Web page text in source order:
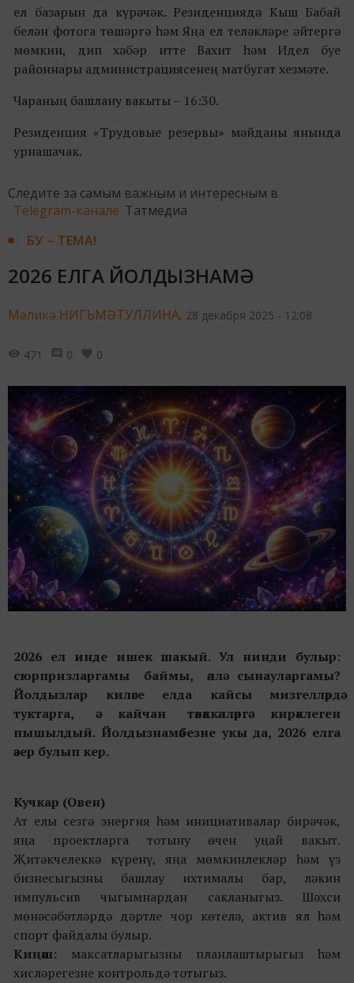
ел базарын да күрәчәк. Резиденциядә Кыш Бабай
белән фотога төшәргә һәм Яңа ел теләкләре әйтергә
мөмкин, дип хәбәр итте Вахит һәм Идел буе
районнары администрациясенең матбугат хезмәте.
Чараның башлану вакыты – 16:30.
Резиденция «Трудовые резервы» мәйданы янында
урнашачак.
Следите за самым важным и интересным в
Telegram-канале Татмедиа
БУ – ТЕМА!
2026 ЕЛГА ЙОЛДЫЗНАМӘ
Мәликә НИГЪМӘТУЛЛИНА, 28 декабря 2025 - 12:08
471 0 0
2026 ел инде ишек шакый. Ул нинди булыр:
сюрпризларгамы баймы, әллә сынауларгамы?
Йолдызлар киләсе елда кайсы мизгелләрдә
туктарга, ә кайчан тәвәккәлләргә кирәклеген
пышылдый. Йолдызнамәбезне укы да, 2026 елга
әзер булып кер.
Кучкар (Овен)
Ат елы сезгә энергия һәм инициативалар бирәчәк,
яңа проектларга тотыну өчен уңай вакыт.
Җитәкчелеккә күренү, яңа мөмкинлекләр һәм үз
бизнесыгызны башлау ихтималы бар, ләкин
импульсив чыгымнардан сакланыгыз. Шәхси
мөнәсәбәтләрдә дәртле чор көтелә, актив ял һәм
спорт файдалы булыр.
Киңәш: максатларыгызны планлаштырыгыз һәм
хисләрегезне контрольдә тотыгыз.